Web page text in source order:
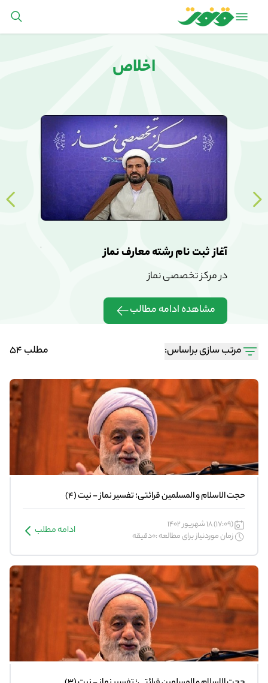
اخلاص
آغاز ثبت نام رشته معارف نماز
در مرکز تخصصی نماز
مشاهده ادامه مطالب
مرتب سازی براساس: مطلب 54
حجت الاسلام و المسلمین قرائتی؛ تفسیر نماز - نیت (4)
(17:09) 18 شهریور 1402
زمان موردنیاز برای مطالعه :0دقیقه
ادامه مطلب